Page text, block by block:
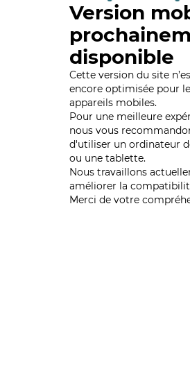
Version
disponible
Cette version du site
encore optimisée pour
appareils mobiles.
Pour une meilleure
nous vous
d'utiliser un ordinateur
ou une tablette.
Nous travaillons
améliorer la
Merci de votre